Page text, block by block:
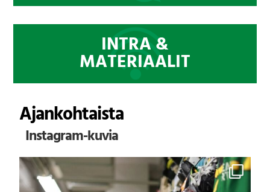
INTRA &
MATERIAALIT
Ajankohtaista
Instagram-kuvia